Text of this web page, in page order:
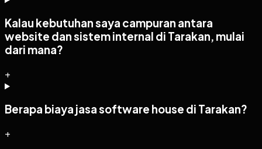
Kalau kebutuhan saya campuran antara
website dan sistem internal di Tarakan, mulai
dari mana?
+
Berapa biaya jasa software house di Tarakan?
+